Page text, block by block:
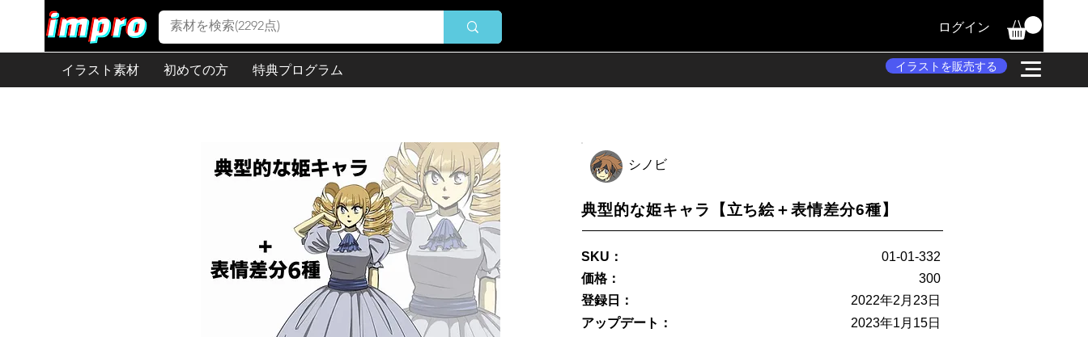
ログイン
イラスト素材 初めての方 特典プログラム イラストを販売する
シノビ
典型的な姫キャラ【立ち絵＋表情差分6種】
SKU：
01-01-332
価格：
300
登録日：
2022年2月23日
アップデート：
2023年1月15日